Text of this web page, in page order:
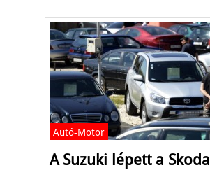
Autó-Motor
A Suzuki lépett a Skoda